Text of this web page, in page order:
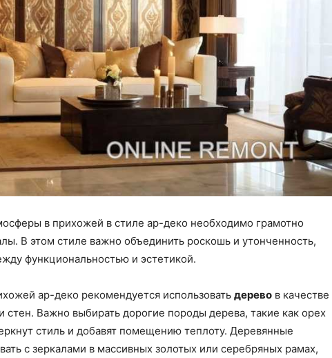
в прихожей в стиле ар-деко необходимо грамотно
В этом стиле важно объединить роскошь и утонченность,
функциональностью и эстетикой.
ар-деко рекомендуется использовать дерево в качестве
стен. Важно выбирать дорогие породы дерева, такие как орех
стиль и добавят помещению теплоту. Деревянные
с зеркалами в массивных золотых или серебряных рамах,